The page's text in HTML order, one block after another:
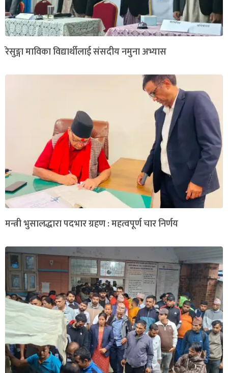
रेसुङ्गा माविका विद्यार्थीलाई संसदीय नमुना अभ्यास
मन्त्री भुसालद्धारा पदभार ग्रहण : महत्वपूर्ण चार निर्णय